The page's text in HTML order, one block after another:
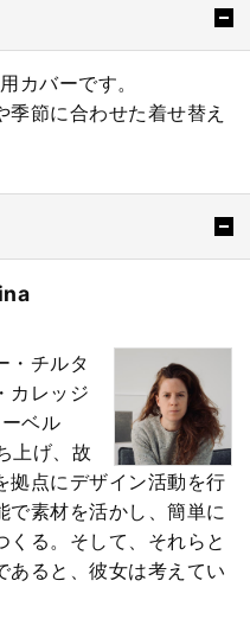
カバーです。
節に合わせた着せ替え
・チルタ
カレッジ
ベル
上げ、故
拠点にデザイン活動を行
で素材を活かし、簡単に
る。そして、それらと
あると、彼女は考えてい